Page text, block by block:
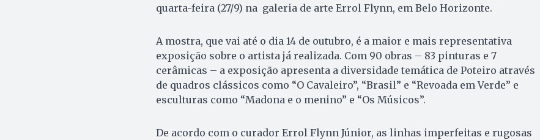
quarta-feira (27/9) na galeria de arte Errol Flynn, em Belo Horizonte.
A mostra, que vai até o dia 14 de outubro, é a maior e mais representativa
exposição sobre o artista já realizada. Com 90 obras – 83 pinturas e 7
cerâmicas – a exposição apresenta a diversidade temática de Poteiro através
de quadros clássicos como “O Cavaleiro”, “Brasil” e “Revoada em Verde” e
esculturas como “Madona e o menino” e “Os Músicos”.
De acordo com o curador Errol Flynn Júnior, as linhas imperfeitas e rugosas